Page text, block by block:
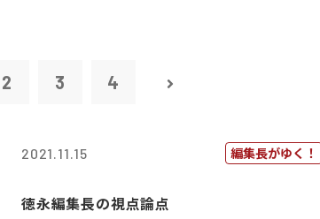
2 3 4
2021.11.15 編集長がゆく！
徳永編集長の視点論点